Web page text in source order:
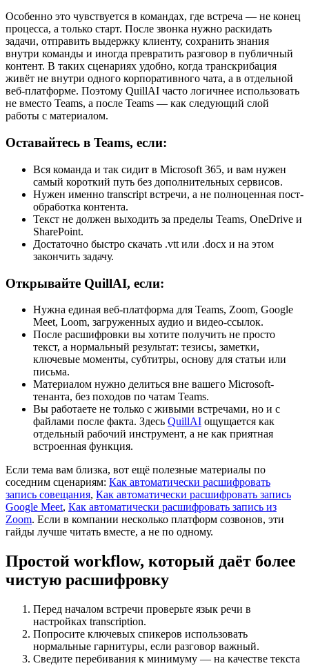
Особенно это чувствуется в командах, где встреча — не конец
процесса, а только старт. После звонка нужно раскидать
задачи, отправить выдержку клиенту, сохранить знания
внутри команды и иногда превратить разговор в публичный
контент. В таких сценариях удобно, когда транскрибация
живёт не внутри одного корпоративного чата, а в отдельной
веб-платформе. Поэтому QuillAI часто логичнее использовать
не вместо Teams, а после Teams — как следующий слой
работы с материалом.
Оставайтесь в Teams, если:
Вся команда и так сидит в Microsoft 365, и вам нужен
самый короткий путь без дополнительных сервисов.
Нужен именно transcript встречи, а не полноценная пост-
обработка контента.
Текст не должен выходить за пределы Teams, OneDrive и
SharePoint.
Достаточно быстро скачать .vtt или .docx и на этом
закончить задачу.
Открывайте QuillAI, если:
Нужна единая веб-платформа для Teams, Zoom, Google
Meet, Loom, загруженных аудио и видео-ссылок.
После расшифровки вы хотите получить не просто
текст, а нормальный результат: тезисы, заметки,
ключевые моменты, субтитры, основу для статьи или
письма.
Материалом нужно делиться вне вашего Microsoft-
тенанта, без походов по чатам Teams.
Вы работаете не только с живыми встречами, но и с
файлами после факта. Здесь QuillAI ощущается как
отдельный рабочий инструмент, а не как приятная
встроенная функция.
Если тема вам близка, вот ещё полезные материалы по
соседним сценариям: Как автоматически расшифровать
запись совещания, Как автоматически расшифровать запись
Google Meet, Как автоматически расшифровать запись из
Zoom. Если в компании несколько платформ созвонов, эти
гайды лучше читать вместе, а не по одному.
Простой workflow, который даёт более
чистую расшифровку
Перед началом встречи проверьте язык речи в
настройках transcription.
Попросите ключевых спикеров использовать
нормальные гарнитуры, если разговор важный.
Сведите перебивания к минимуму — на качестве текста